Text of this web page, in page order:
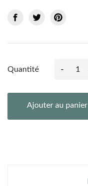
Quantité -
Ajouter au panier